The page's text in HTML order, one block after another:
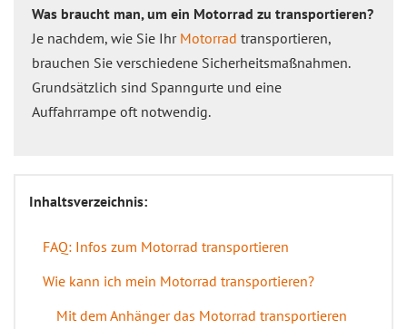
Was braucht man, um ein Motorrad zu transportieren?
Je nachdem, wie Sie Ihr Motorrad transportieren,
brauchen Sie verschiedene Sicherheitsmaßnahmen.
Grundsätzlich sind Spanngurte und eine
Auffahrrampe oft notwendig.
Inhaltsverzeichnis:
FAQ: Infos zum Motorrad transportieren
Wie kann ich mein Motorrad transportieren?
Mit dem Anhänger das Motorrad transportieren